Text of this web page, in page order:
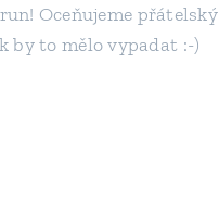
Oceňujeme přátelský
by to mělo vypadat :-)